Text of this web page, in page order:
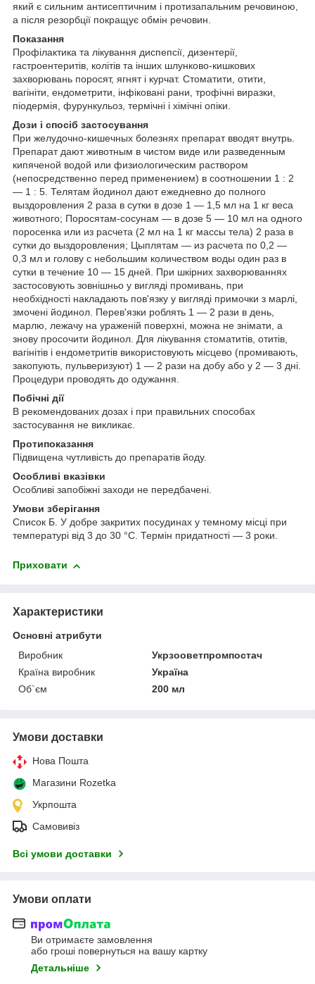
який є сильним антисептичним і протизапальним речовиною,
а після резорбції покращує обмін речовин.
Показання
Профілактика та лікування диспепсії, дизентерії,
гастроентеритів, колітів та інших шлунково-кишкових
захворювань поросят, ягнят і курчат. Стоматити, отити,
вагініти, ендометрити, інфіковані рани, трофічні виразки,
піодермія, фурункульоз, термічні і хімічні опіки.
Дози і спосіб застосування
При желудочно-кишечных болезнях препарат вводят внутрь.
Препарат дают животным в чистом виде или разведенным
кипяченой водой или физиологическим раствором
(непосредственно перед применением) в соотношении 1 : 2
— 1 : 5. Телятам йодинол дают ежедневно до полного
выздоровления 2 раза в сутки в дозе 1 — 1,5 мл на 1 кг веса
животного; Поросятам-сосунам — в дозе 5 — 10 мл на одного
поросенка или из расчета (2 мл на 1 кг массы тела) 2 раза в
сутки до выздоровления; Цыплятам — из расчета по 0,2 —
0,3 мл и голову с небольшим количеством воды один раз в
сутки в течение 10 — 15 дней. При шкірних захворюваннях
застосовують зовнішньо у вигляді промивань, при
необхідності накладають пов'язку у вигляді примочки з марлі,
змочені йодинол. Перев'язки роблять 1 — 2 рази в день,
марлю, лежачу на ураженій поверхні, можна не знімати, а
знову просочити йодинол. Для лікування стоматитів, отитів,
вагінітів і ендометритів використовують місцево (промивають,
закопують, пульверизуют) 1 — 2 рази на добу або у 2 — 3 дні.
Процедури проводять до одужання.
Побічні дії
В рекомендованих дозах і при правильних способах
застосування не викликає.
Протипоказання
Підвищена чутливість до препаратів йоду.
Особливі вказівки
Особливі запобіжні заходи не передбачені.
Умови зберігання
Список Б. У добре закритих посудинах у темному місці при
температурі від 3 до 30 °С. Термін придатності — 3 роки.
Приховати
Характеристики
Основні атрибути
Виробник
Укрзооветпромпостач
Країна виробник
Україна
Об`єм
200 мл
Умови доставки
Нова Пошта
Магазини Rozetka
Укрпошта
Самовивіз
Всі умови доставки
Умови оплати
Ви отримаєте замовлення
або гроші повернуться на вашу картку
Детальніше